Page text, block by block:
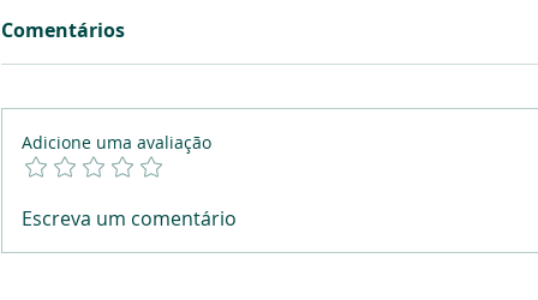
A educação financeira nas
universidades: uma
Monopólio
Comentários
Adicione uma avaliação
Escreva um comentário